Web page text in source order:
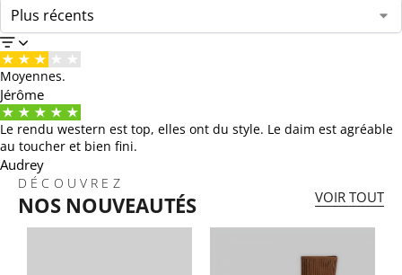
Moyennes.
Jérôme
Le rendu western est top, elles ont du style. Le daim est agréable
au toucher et bien fini.
Audrey
DÉCOUVREZ
NOS NOUVEAUTÉS VOIR TOUT